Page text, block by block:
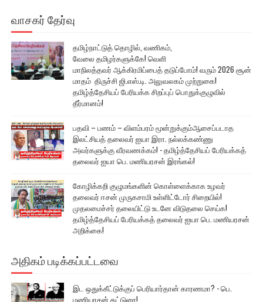
வாசகர் தேர்வு
தமிழ்நாட்டுத் தொழில், வணிகம்,
வேலை தமிழர்களுக்கே! வெளி
மாநிலத்தவர் ஆக்கிரமிப்பைத் தடுப்போம்! வரும் 2026 சூன்
மாதம் திருச்சி ஜி.எஸ்.டி. அலுவலகம் முற்றுகை!
தமிழ்த்தேசியப் பேரியக்க சிறப்புப் பொதுக்குழுவில்
தீர்மானம்!
பதவி – பணம் – விளம்பரம் மூன்றுக்கும்ஆசைப்படாத
இலட்சியத் தலைவர் ஐயா இரா. நல்லக்கண்ணு
அவர்களுக்கு வீரவணக்கம்! - தமிழ்த்தேசியப் பேரியக்கத்
தலைவர் ஐயா பெ. மணியரசன் இரங்கல்!
கோழிக்கறி குழுமங்களின் கொள்ளைக்காக உழவர்
தலைவர் ஈசன் முருகசாமி உள்ளிட்டோர் சிறையில்!
முதலமைச்சர் தலையிட்டு உடனே விடுதலை செய்க!
தமிழ்த்தேசியப் பேரியக்கத் தலைவர் ஐயா பெ. மணியரசன்
அறிக்கை!
அதிகம் படிக்கப்பட்டவை
இட ஒதுக்கீட்டுக்குப் பெரியார்தான் காரணமா? - பெ.
மணியரசன் கட்டுரை!